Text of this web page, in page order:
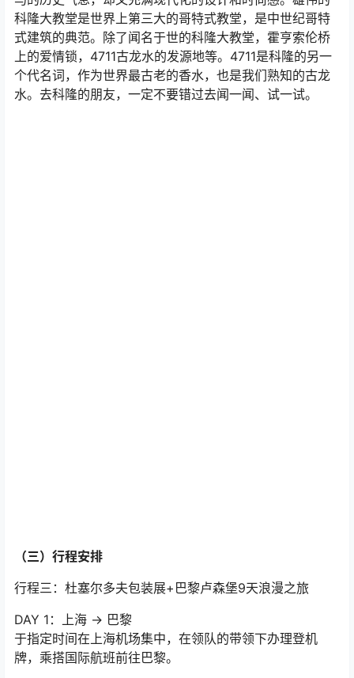
科隆大教堂是世界上第三大的哥特式教堂，是中世纪哥特
式建筑的典范。除了闻名于世的科隆大教堂，霍亨索伦桥
上的爱情锁，4711古龙水的发源地等。4711是科隆的另一
个代名词，作为世界最古老的香水，也是我们熟知的古龙
水。去科隆的朋友，一定不要错过去闻一闻、试一试。
（三）行程安排
行程三：杜塞尔多夫包装展+巴黎卢森堡9天浪漫之旅
DAY 1：上海 → 巴黎
于指定时间在上海机场集中，在领队的带领下办理登机
牌，乘搭国际航班前往巴黎。